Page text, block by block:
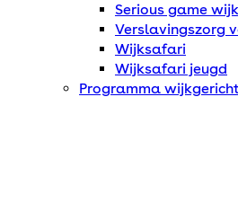
Serious game
Verslavingszorg
Wijksafari
Wijksafari jeugd
Programma